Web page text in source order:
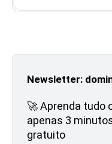
Newsletter:
🚀 Aprenda tudo
apenas 3
gratuito